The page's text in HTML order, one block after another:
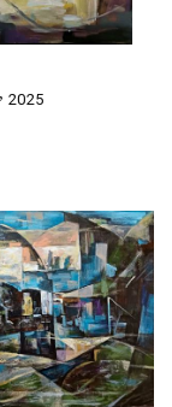
2025